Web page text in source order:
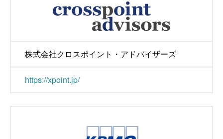
株式会社クロスポイント・アドバイザーズ
https://xpoint.jp/